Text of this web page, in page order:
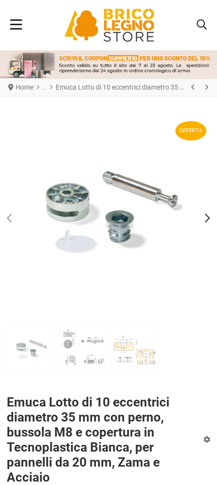
Home Emuca Lotto di 10 eccentrici diametro 35 mm con perno, bussola M8 e copertura in Tecnoplastica Bianca, per pannelli da 20 mm, Zama e Acciaio
OFFERTA
Emuca Lotto di 10 eccentrici
diametro 35 mm con perno,
bussola M8 e copertura in
Tecnoplastica Bianca, per
pannelli da 20 mm, Zama e
Acciaio